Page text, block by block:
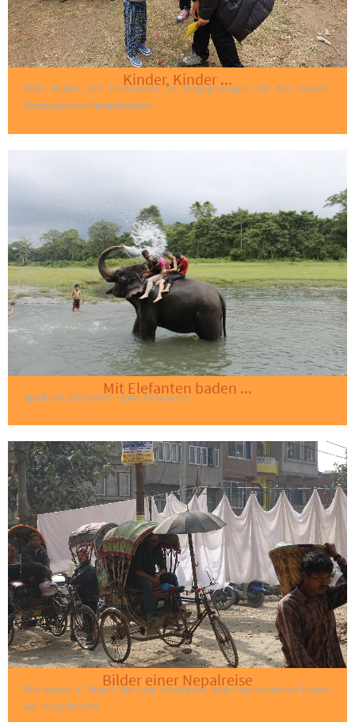
Kinder, Kinder ...
Viele Bilder und Eindrücker bei Begegnungen mit den Nepali-
Rotznäschen-Patenkindern
Mit Elefanten baden ...
Spaß mit Elefanten - Eine Fotoserie
Bilder einer Nepalreise
Wir waren in Nepal. Ein paar Eindrücke und Impressionen haben
wir mitgebracht